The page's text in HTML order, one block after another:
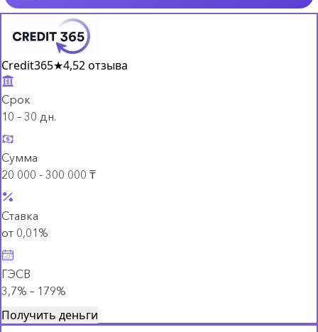
Credit365★4,52 отзыва
Срок
10 – 30 дн.
Сумма
20 000 - 300 000 ₸
Ставка
от 0,01%
ГЭСВ
3,7% – 179%
Получить деньги